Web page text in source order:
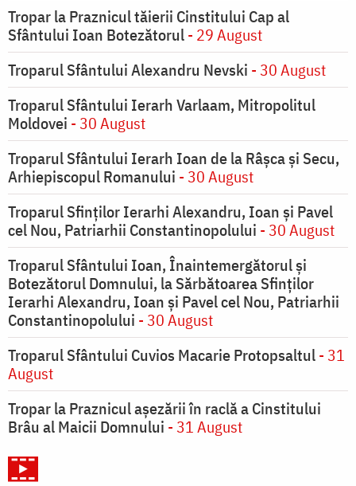
Tropar la Praznicul tăierii Cinstitului Cap al
Sfântului Ioan Botezătorul- 29 August
Troparul Sfântului Alexandru Nevski - 30 August
Troparul Sfântului Ierarh Varlaam, Mitropolitul
Moldovei - 30 August
Troparul Sfântului Ierarh Ioan de la Râşca şi Secu,
Arhiepiscopul Romanului - 30 August
Troparul Sfinţilor Ierarhi Alexandru, Ioan şi Pavel
cel Nou, Patriarhii Constantinopolului - 30 August
Troparul Sfântului Ioan, Înaintemergătorul şi
Botezătorul Domnului, la Sărbătoarea Sfinţilor
Ierarhi Alexandru, Ioan şi Pavel cel Nou, Patriarhii
Constantinopolului - 30 August
Troparul Sfântului Cuvios Macarie Protopsaltul- 31
August
Tropar la Praznicul aşezării în raclă a Cinstitului
Brâu al Maicii Domnului - 31 August